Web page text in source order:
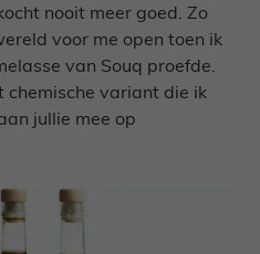
nooit meer goed. Zo
voor me open toen ik
van Souq proefde.
chemische variant die ik
jullie mee op